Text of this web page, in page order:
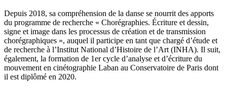
Depuis 2018, sa compréhension de la danse se nourrit des apports
du programme de recherche « Chorégraphies. Écriture et dessin,
signe et image dans les processus de création et de transmission
chorégraphiques », auquel il participe en tant que chargé d’étude et
de recherche à l’Institut National d’Histoire de l’Art (INHA). Il suit,
également, la formation de 1er cycle d’analyse et d’écriture du
mouvement en cinétographie Laban au Conservatoire de Paris dont
il est diplômé en 2020.